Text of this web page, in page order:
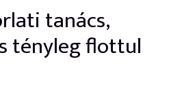
tanács,
tényleg flottul